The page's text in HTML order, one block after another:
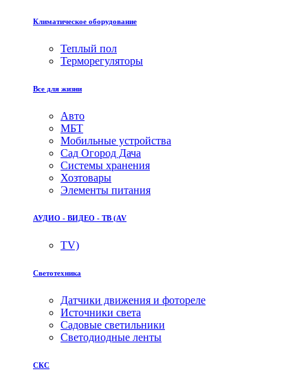
Климатическое оборудование
Теплый пол
Терморегуляторы
Все для жизни
Авто
МБТ
Мобильные устройства
Сад Огород Дача
Системы хранения
Хозтовары
Элементы питания
АУДИО - ВИДЕО - ТВ (AV
TV)
Светотехника
Датчики движения и фотореле
Источники света
Садовые светильники
Светодиодные ленты
СКС